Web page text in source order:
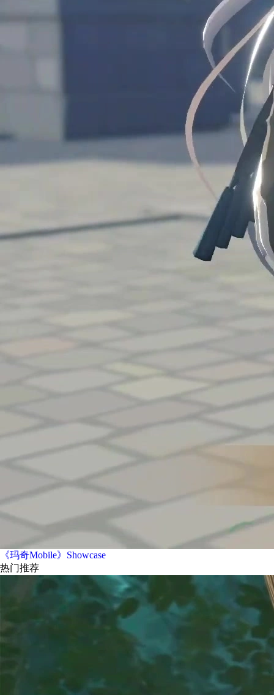
《玛奇Mobile》Showcase
热门推荐